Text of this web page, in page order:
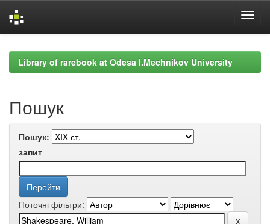
navigationLibrary of rarebook at Odesa I.Mechnikov University
Пошук
Пошук:
запит
Поточні фільтри: